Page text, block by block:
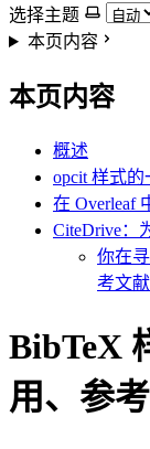
选择主题
本页内容
本页内容
概述
opcit 样式的
在 Overleaf
CiteDrive：
你在
考文
BibTeX
用、参